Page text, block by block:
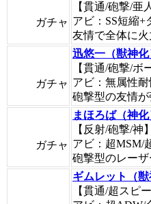
ガチャ
【貫通/砲撃/亜
アビ：SS短縮+
友情で全体に火
ガチャ
迅悠一（獣神化
【貫通/砲撃/ボ
アビ：無属性耐
砲撃型の友情が
ガチャ
まほろば（神化
【反射/砲撃/神】
アビ：超MSM/
砲撃型のレーザ
ギムレット（獣
【貫通/超スピ